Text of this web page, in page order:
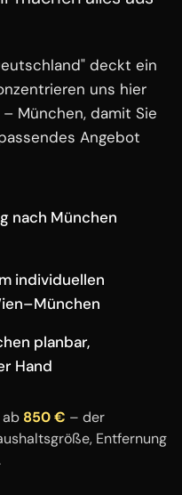
deckt ein
uns hier
München, damit Sie
Angebot
nach München
individuellen
planbar,
Hand
ab 850 € – der
Entfernung